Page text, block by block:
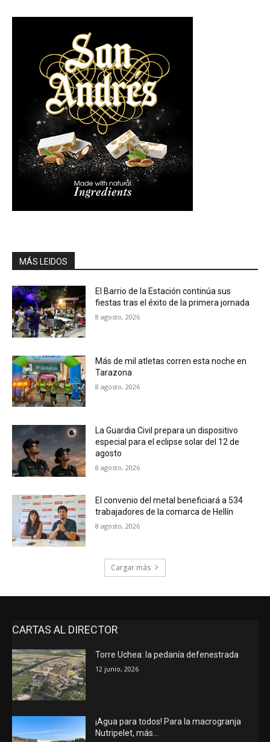
MÁS LEIDOS
El Barrio de la Estación continúa sus
fiestas tras el éxito de la primera jornada
8 agosto, 2026
Más de mil atletas corren esta noche en
Tarazona
8 agosto, 2026
La Guardia Civil prepara un dispositivo
especial para el eclipse solar del 12 de
agosto
8 agosto, 2026
El convenio del metal beneficiará a 534
trabajadores de la comarca de Hellín
8 agosto, 2026
Cargar más
CARTAS AL DIRECTOR
Torre Uchea: la pedanía defenestrada
12 junio, 2026
¡Agua para todos! Para la macrogranja
Nutripelet, más…